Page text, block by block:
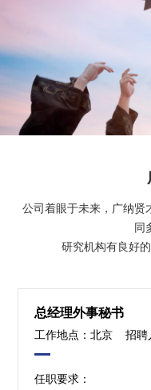
公司着眼于未来，广纳贤
同
研究机构有良好
总经理外事秘书
工作地点：北京 招聘
任职要求：